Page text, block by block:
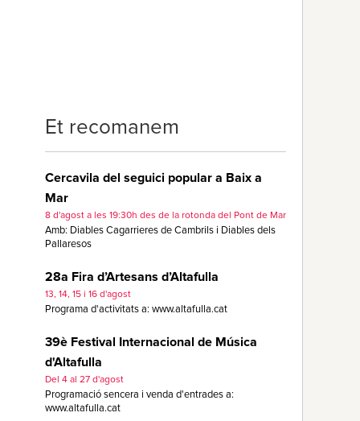
Et recomanem
Cercavila del seguici popular a Baix a
Mar
8 d'agost a les 19:30h des de la rotonda del Pont de Mar
Amb: Diables Cagarrieres de Cambrils i Diables dels
Pallaresos
28a Fira d’Artesans d’Altafulla
13, 14, 15 i 16 d'agost
Programa d'activitats a: www.altafulla.cat
39è Festival Internacional de Música
d'Altafulla
Del 4 al 27 d'agost
Programació sencera i venda d'entrades a:
www.altafulla.cat